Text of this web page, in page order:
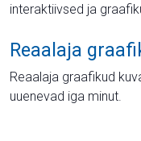
interaktiivsed ja
Reaalaja
Reaalaja graafikud
uuenevad iga minut.